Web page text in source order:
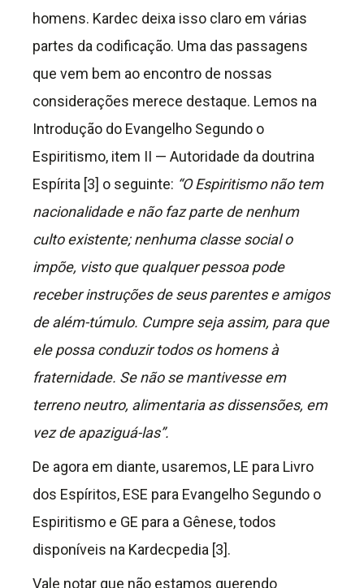
homens. Kardec deixa isso claro em várias
partes da codificação. Uma das passagens
que vem bem ao encontro de nossas
considerações merece destaque. Lemos na
Introdução do Evangelho Segundo o
Espiritismo, item II — Autoridade da doutrina
Espírita [3] o seguinte: “O Espiritismo não tem
nacionalidade enão faz parte de nenhum
culto existente; nenhuma classe social o
impõe, visto que qualquer pessoa pode
receber instruções de seus parentes e amigos
de além-túmulo. Cumpre seja assim, para que
ele possa conduzir todos os homens à
fraternidade. Se não se mantivesse em
terreno neutro, alimentaria as dissensões, em
vez de apaziguá-las”.
De agora em diante, usaremos, LE para Livro
dos Espíritos, ESE para Evangelho Segundo o
Espiritismo e GE para a Gênese, todos
disponíveis na Kardecpedia [3].
Vale notar que não estamos querendo